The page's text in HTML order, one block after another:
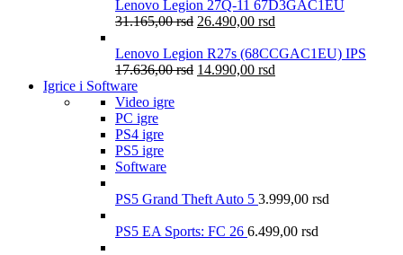
Lenovo Legion 27Q-11 67D3GAC1EU
31.165,00rsd 26.490,00 rsd
Lenovo Legion R27s (68CCGAC1EU) IPS
17.636,00rsd 14.990,00 rsd
Igrice i Software
Video igre
PC igre
PS4 igre
PS5 igre
Software
PS5 Grand Theft Auto 5 3.999,00 rsd
PS5 EA Sports: FC 26 6.499,00 rsd